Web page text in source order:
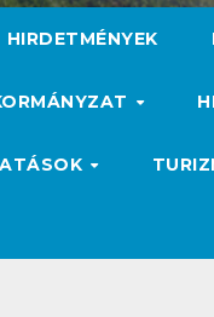
HIRDETMÉNYEK